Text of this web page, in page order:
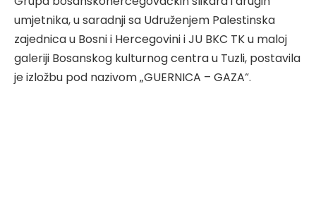
umjetnika, u saradnji sa Udruženjem Palestinska
zajednica u Bosni i Hercegovini i JU BKC TK u maloj
galeriji Bosanskog kulturnog centra u Tuzli, postavila
je izložbu pod nazivom „GUERNICA – GAZA“.